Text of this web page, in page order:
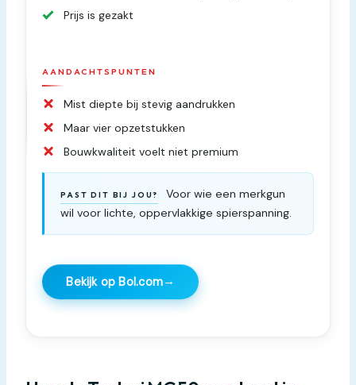
Prijs is gezakt
AANDACHTSPUNTEN
Mist diepte bij stevig aandrukken
Maar vier opzetstukken
Bouwkwaliteit voelt niet premium
PAST DIT BIJ JOU?
Voor wie een merkgun
wil voor lichte, oppervlakkige spierspanning.
Bekijk op Bol.com→